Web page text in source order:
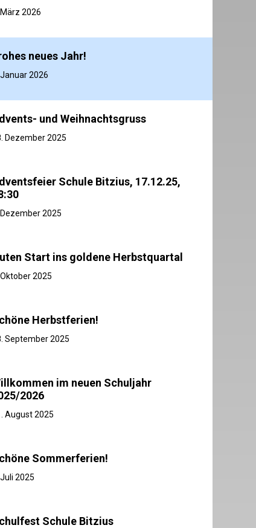
2026
neues Jahr!
2026
und Weihnachtsgruss
Dezember 2025
Schule Bitzius, 17.12.25,
2025
Start ins goldene Herbstquartal
2025
Herbstferien!
September 2025
im neuen Schuljahr
2026
August 2025
Sommerferien!
2025
Schule Bitzius